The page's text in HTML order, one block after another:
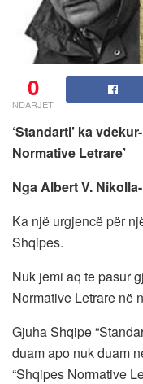
0
NDARJET
‘Standarti’ ka
Normative Letrare’
Nga Albert V.
Ka një urgjencë për
Shqipes.
Nuk jemi aq te pasur
Normative Letrare në
Gjuha Shqipe
duam apo nuk duam
“Shqipes Normative